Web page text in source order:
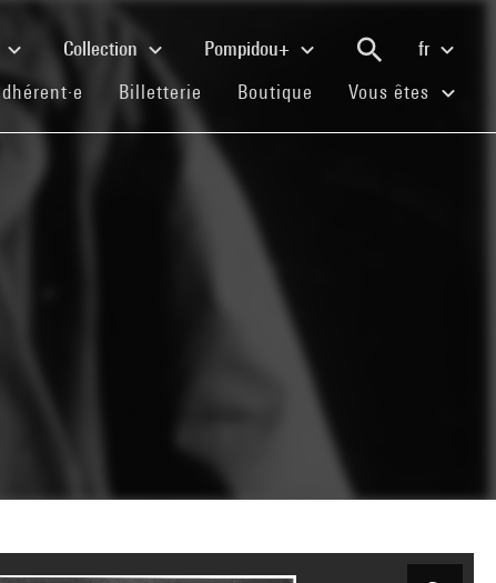
Collection Pompidou+
fr
(current)
Billetterie (current)
Boutique (current)
Vous êtes